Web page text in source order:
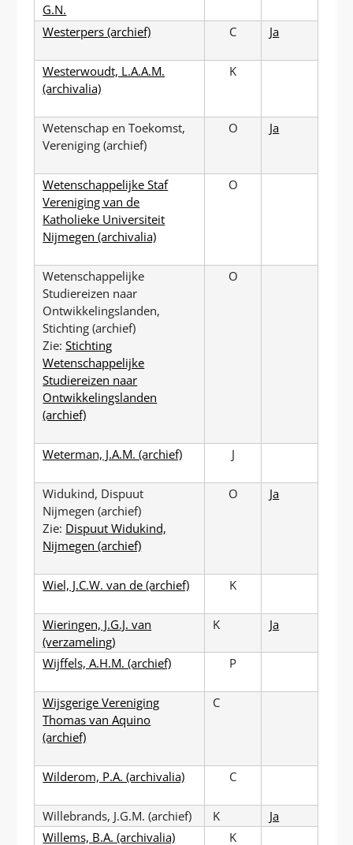
G.N.
Westerpers (archief) C Ja
Westerwoudt, L.A.A.M.
(archivalia)
K
Wetenschap en Toekomst,
Vereniging (archief)
O Ja
Wetenschappelijke Staf
Vereniging van de
Katholieke Universiteit
Nijmegen (archivalia)
O
Wetenschappelijke
Studiereizen naar
Ontwikkelingslanden,
Stichting (archief)
Zie:Stichting
Wetenschappelijke
Studiereizen naar
Ontwikkelingslanden
(archief)
O
Weterman, J.A.M. (archief) J
Widukind, Dispuut
Nijmegen (archief)
Zie: Dispuut Widukind,
Nijmegen (archief)
O Ja
Wiel, J.C.W. van de (archief) K
Wieringen, J.G.J. van
(verzameling)
K Ja
Wijffels, A.H.M. (archief) P
Wijsgerige Vereniging
Thomas van Aquino
(archief)
C
Wilderom, P.A. (archivalia) C
Willebrands, J.G.M. (archief) K
Ja
Willems, B.A. (archivalia)
K